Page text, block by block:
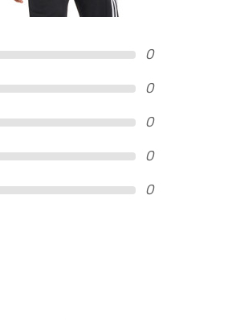
0
0
0
0
0